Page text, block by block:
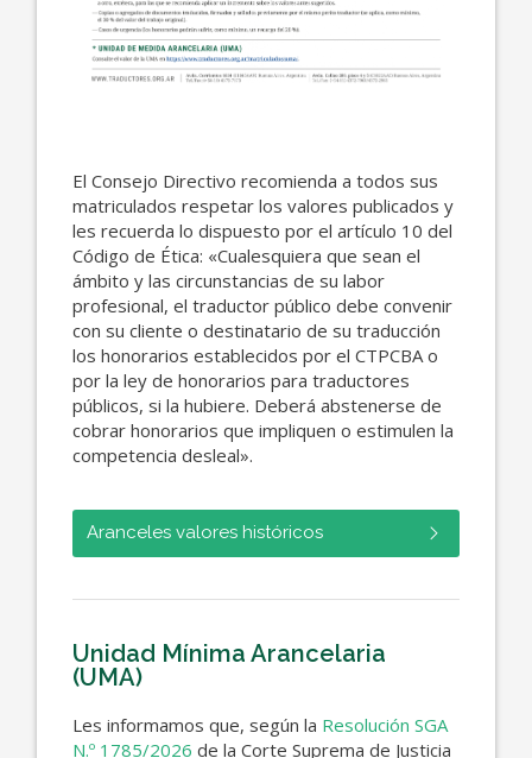
El Consejo Directivo recomienda a todos sus
matriculados respetar los valores publicados y
les recuerda lo dispuesto por el artículo 10 del
Código de Ética: «Cualesquiera que sean el
ámbito y las circunstancias de su labor
profesional, el traductor público debe convenir
con su cliente o destinatario de su traducción
los honorarios establecidos por el CTPCBA o
por la ley de honorarios para traductores
públicos, si la hubiere. Deberá abstenerse de
cobrar honorarios que impliquen o estimulen la
competencia desleal».
Aranceles valores históricos
Unidad Mínima Arancelaria
(UMA)
Les informamos que, según la Resolución SGA
N.º 1785/2026 de la Corte Suprema de Justicia